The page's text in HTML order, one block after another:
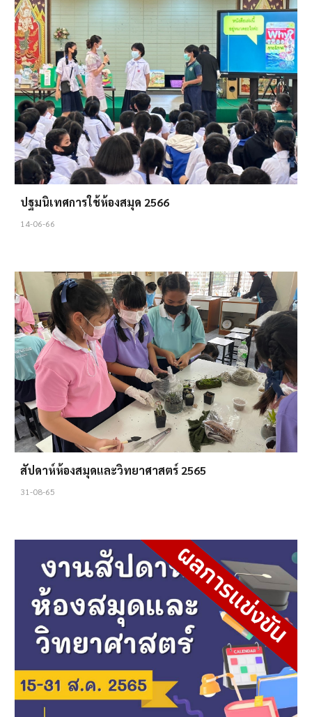
ปฐมนิเทศการใช้ห้องสมุด 2566
14-06-66
สัปดาห์ห้องสมุดและวิทยาศาสตร์ 2565
31-08-65